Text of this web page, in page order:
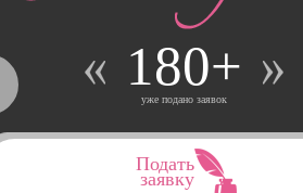
180+
уже подано заявок
Подать
заявку